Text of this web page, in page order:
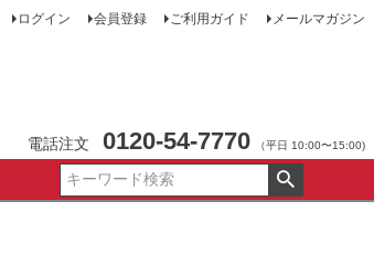
ログイン 会員登録 ご利用ガイド メールマガジン
電話注文 0120-54-7770 （平日 10:00〜15:00)